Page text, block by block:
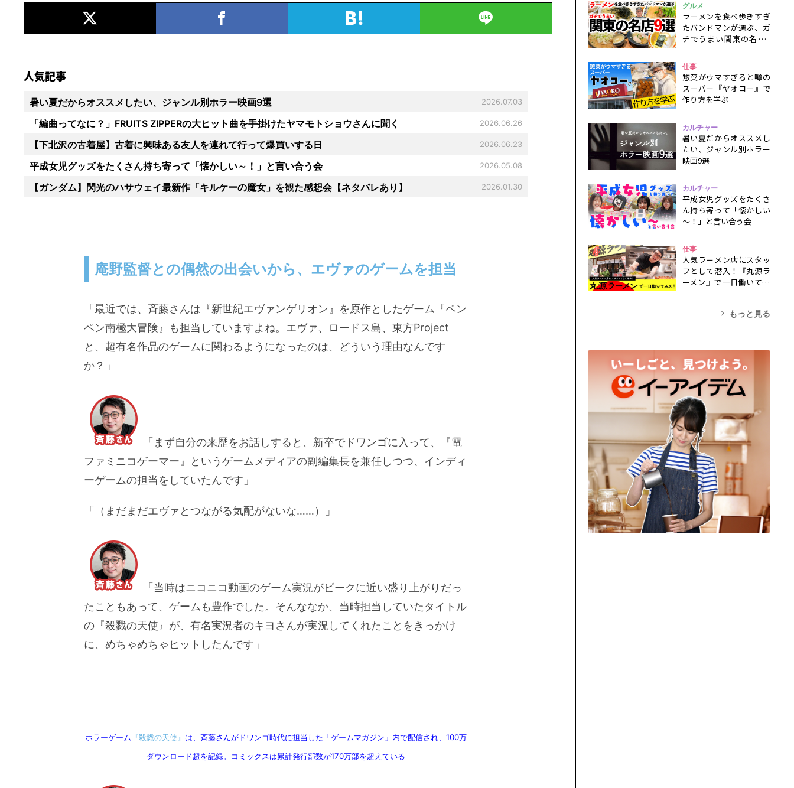
人気記事
暑い夏だからオススメしたい、ジャンル別ホラー映画9選 2026.07.03
「編曲ってなに？」FRUITS ZIPPERの大ヒット曲を手掛けたヤマモトショウさんに聞く 2026.06.26
【下北沢の古着屋】古着に興味ある友人を連れて行って爆買いする日 2026.06.23
平成女児グッズをたくさん持ち寄って「懐かしい～！」と言い合う会 2026.05.08
【ガンダム】閃光のハサウェイ最新作「キルケーの魔女」を観た感想会【ネタバレあり】 2026.01.30
庵野監督との偶然の出会いから、エヴァのゲームを担当
「最近では、斉藤さんは『新世紀エヴァンゲリオン』を原作としたゲーム『ペン
ペン南極大冒険』も担当していますよね。エヴァ、ロードス島、東方Project
と、超有名作品のゲームに関わるようになったのは、どういう理由なんです
か？」
「まず自分の来歴をお話しすると、新卒でドワンゴに入って、『電
ファミニコゲーマー』というゲームメディアの副編集長を兼任しつつ、インディ
ーゲームの担当をしていたんです」
「（まだまだエヴァとつながる気配がないな……）」
「当時はニコニコ動画のゲーム実況がピークに近い盛り上がりだっ
たこともあって、ゲームも豊作でした。そんななか、当時担当していたタイトル
の『殺戮の天使』が、有名実況者のキヨさんが実況してくれたことをきっかけ
に、めちゃめちゃヒットしたんです」
ホラーゲーム 『殺戮の天使』 は、斉藤さんがドワンゴ時代に担当した「ゲームマガジン」内で配信され、100万
ダウンロード超を記録。コミックスは累計発行部数が170万部を超えている
グルメ
ラーメンを食べ歩きすぎ
たバンドマンが選ぶ、ガ
チでうまい関東の名店9
仕事
惣菜がウマすぎると噂の
スーパー『ヤオコー』で
作り方を学ぶ
カルチャー
暑い夏だからオススメし
たい、ジャンル別ホラー
映画9選
カルチャー
平成女児グッズをたくさ
ん持ち寄って「懐かしい
～！」と言い合う会
仕事
人気ラーメン店にスタッ
フとして潜入！『丸源ラ
ーメン』で一日働いてみ
もっと見る